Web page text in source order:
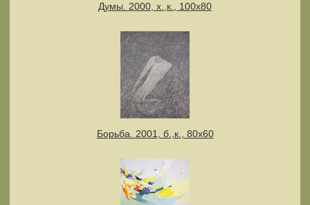
Думы. 2000, х.,к., 100х80
Борьба. 2001, б.,к., 80х60